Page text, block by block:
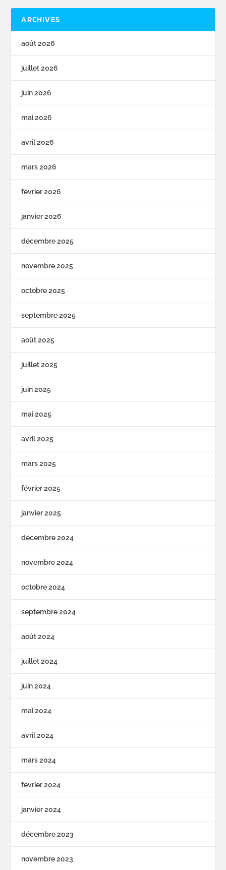
ARCHIVES
août 2026
juillet 2026
juin 2026
mai 2026
avril 2026
mars 2026
février 2026
janvier 2026
décembre 2025
novembre 2025
octobre 2025
septembre 2025
août 2025
juillet 2025
juin 2025
mai 2025
avril 2025
mars 2025
février 2025
janvier 2025
décembre 2024
novembre 2024
octobre 2024
septembre 2024
août 2024
juillet 2024
juin 2024
mai 2024
avril 2024
mars 2024
février 2024
janvier 2024
décembre 2023
novembre 2023